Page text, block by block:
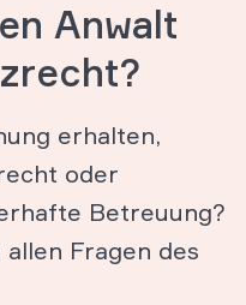
Anwalt
erhalten,
oder
Betreuung?
Fragen des